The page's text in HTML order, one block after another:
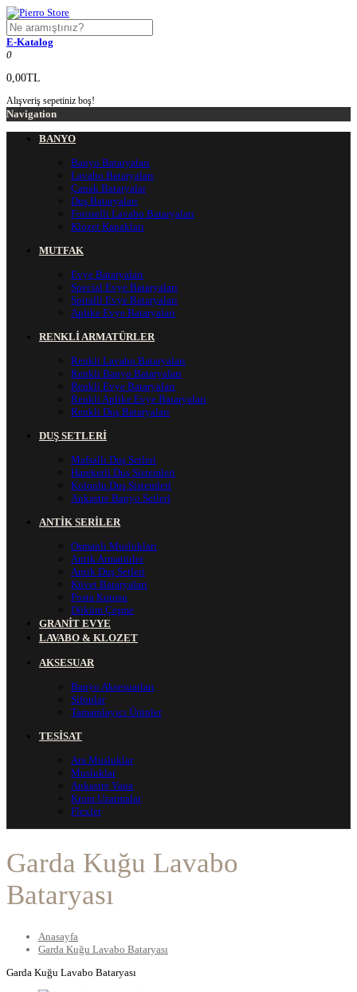
E-Katalog
0
0,00TL
Alışveriş sepetiniz boş!
Navigation
BANYO
Banyo Bataryaları
Lavabo Bataryaları
Çanak Bataryalar
Duş Bataryaları
Fotoselli Lavabo Bataryaları
Klozet Kapakları
MUTFAK
Evye Bataryaları
Special Evye Bataryaları
Spiralli Evye Bataryaları
Aplike Evye Bataryaları
RENKLİ ARMATÜRLER
Renkli Lavabo Bataryaları
Renkli Banyo Bataryaları
Renkli Evye Bataryaları
Renkli Aplike Evye Bataryaları
Renkli Duş Bataryaları
DUŞ SETLERİ
Mafsallı Duş Setleri
Hareketli Duş Sistemleri
Kolonlu Duş Sistemleri
Ankastre Banyo Setleri
ANTİK SERİLER
Osmanlı Muslukları
Antik Armatürler
Antik Duş Setleri
Küvet Bataryaları
Posta Kutusu
Döküm Çeşme
GRANİT EVYE
LAVABO & KLOZET
AKSESUAR
Banyo Aksesuarları
Sifonlar
Tamamlayıcı Ürünler
TESİSAT
Ara Musluklar
Musluklar
Ankastre Vana
Krom Uzatmalar
Flexler
Garda Kuğu Lavabo
Bataryası
Anasayfa
Garda Kuğu Lavabo Bataryası
Garda Kuğu Lavabo Bataryası